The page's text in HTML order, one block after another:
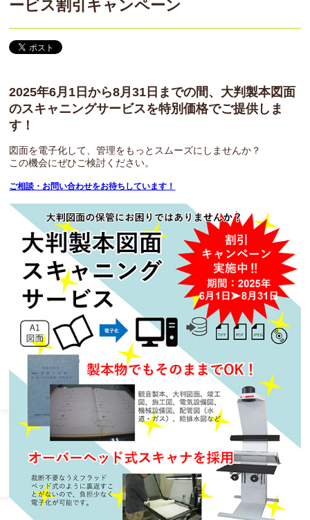
ービス割引キャンペーン
2025年6月1日から8月31日までの間、大判製本図面
のスキャニングサービスを特別価格でご提供しま
す！
図面を電子化して、管理をもっとスムーズにしませんか？
この機会にぜひご検討ください。
ご相談・お問い合わせをお待ちしています！